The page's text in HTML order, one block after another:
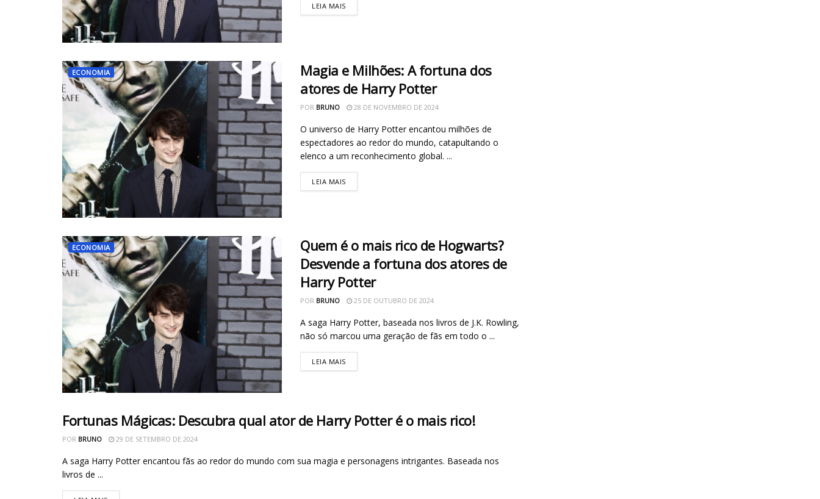
LEIA MAIS
ECONOMIA
Magia e Milhões: A fortuna dos
atores de Harry Potter
POR BRUNO 28 DE NOVEMBRO DE 2024
O universo de Harry Potter encantou milhões de
espectadores ao redor do mundo, catapultando o
elenco a um reconhecimento global. ...
LEIA MAIS
ECONOMIA
Quem é o mais rico de Hogwarts?
Desvende a fortuna dos atores de
Harry Potter
POR BRUNO 25 DE OUTUBRO DE 2024
A saga Harry Potter, baseada nos livros de J.K. Rowling,
não só marcou uma geração de fãs em todo o ...
LEIA MAIS
ECONOMIA
Fortunas Mágicas: Descubra qual ator de Harry Potter é o mais rico!
POR BRUNO 29 DE SETEMBRO DE 2024
A saga Harry Potter encantou fãs ao redor do mundo com sua magia e personagens intrigantes. Baseada nos
livros de ...